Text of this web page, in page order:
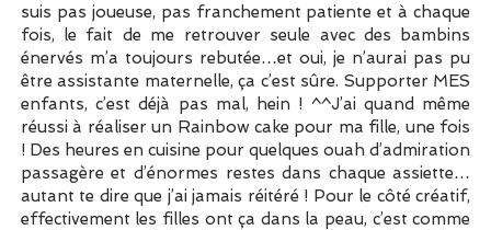
suis pas joueuse, pas franchement patiente et à chaque
fois, le fait de me retrouver seule avec des bambins
énervés m’a toujours rebutée…et oui, je n’aurai pas pu
être assistante maternelle, ça c’est sûre. Supporter MES
enfants, c’est déjà pas mal, hein ! ^^J’ai quand même
réussi à réaliser un Rainbow cake pour ma fille, une fois
! Des heures en cuisine pour quelques ouah d’admiration
passagère et d’énormes restes dans chaque assiette…
autant te dire que j’ai jamais réitéré ! Pour le côté créatif,
effectivement les filles ont ça dans la peau, c’est comme